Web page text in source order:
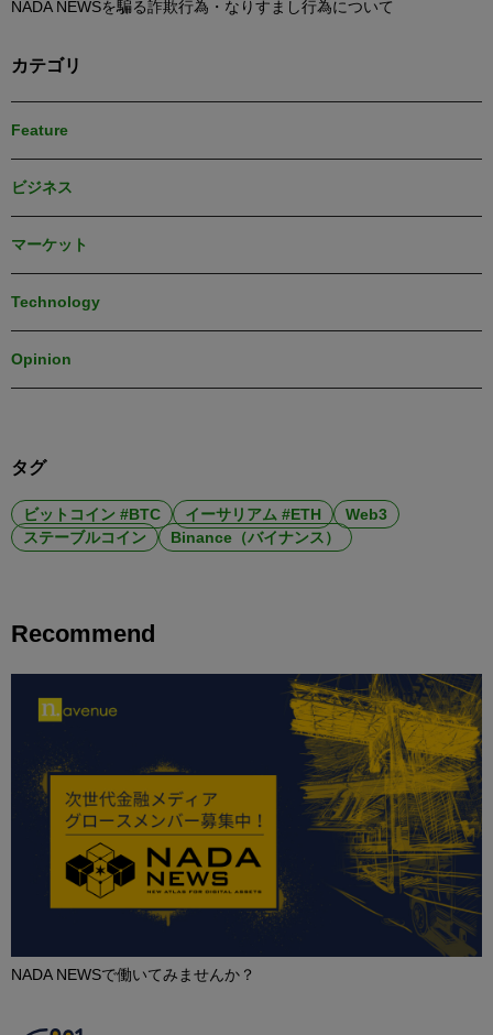
NADA NEWSを騙る詐欺行為・なりすまし行為について
カテゴリ
Feature
ビジネス
マーケット
Technology
Opinion
タグ
ビットコイン #BTC イーサリアム #ETH
Web3
ステーブルコイン
Binance（バイナンス）
Recommend
NADA NEWSで働いてみませんか？